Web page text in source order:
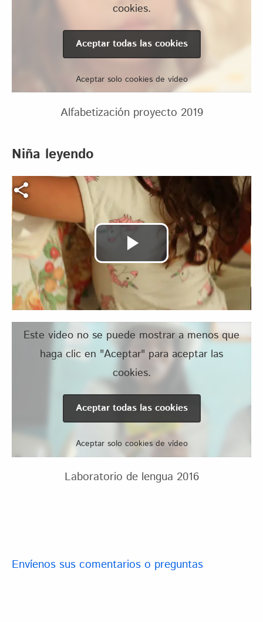
cookies.
Aceptar todas las cookies
Aceptar solo cookies de vídeo
Alfabetización proyecto 2019
Archivo de vídeo
Reproducir
Vídeo
Niña leyendo
Este video no se puede mostrar a menos que
haga clic en "Aceptar" para aceptar las
cookies.
Aceptar todas las cookies
Aceptar solo cookies de vídeo
Laboratorio de lengua 2016
Envíenos sus comentarios o preguntas